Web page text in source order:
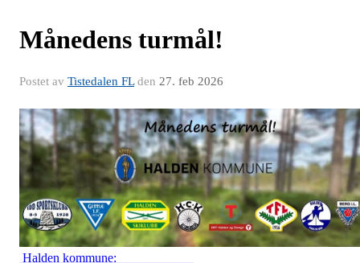
Månedens turmål!
Postet av Tistedalen FLden 27. feb 2026
Halden kommune: